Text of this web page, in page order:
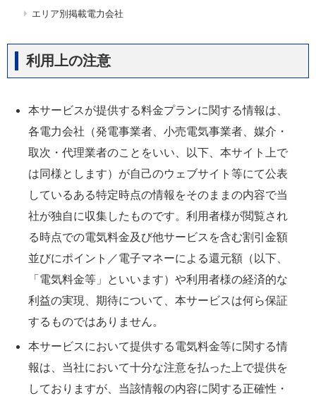
エリア別掲載電力会社
利用上の注意
本サービスが提供する料金プランに関する情報は、
各電力会社（発電事業者、小売電気事業者、媒介・
取次・代理業者のことをいい、以下、本サイト上で
は同様とします）が自己のウェブサイト等にて公表
しているある特定時点の情報をそのままの内容で当
社が独自に収集したものです。利用者様が閲覧され
る時点での電気料金及び他サービスを含む割引金額
並びにポイント／電子マネーによる還元額（以下、
「電気料金等」といいます）や利用者様の経済的な
利益の実現、期待について、本サービスは何ら保証
するものではありません。
本サービスにおいて提供する電気料金等に関する情
報は、当社において十分な注意を払った上で提供を
しておりますが、当該情報の内容に関する正確性・